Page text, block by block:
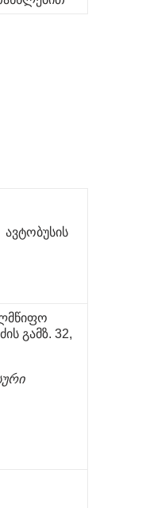
ავტობუსის
გამზ. 32,